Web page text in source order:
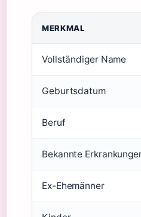
MERKMAL
Vollständiger Name
Geburtsdatum
Beruf
Bekannte
Ex-Ehemänner